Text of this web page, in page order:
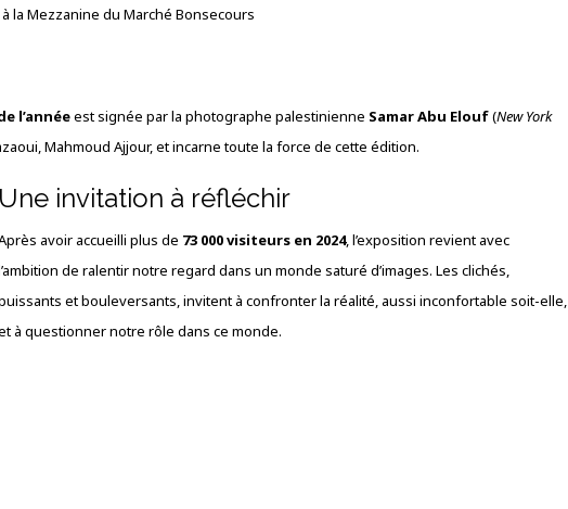
la Mezzanine du Marché Bonsecours
l’annéeest signée par la photographe palestinienne Samar Abu Elouf(New York
Mahmoud Ajjour, et incarne toute la force de cette édition.
Une invitation à réfléchir
avoir accueilli plus de 73 000 visiteurs en 2024, l’exposition revient avec
de ralentir notre regard dans un monde saturé d’images. Les clichés,
et bouleversants, invitent à confronter la réalité, aussi inconfortable soit-elle,
à questionner notre rôle dans ce monde.